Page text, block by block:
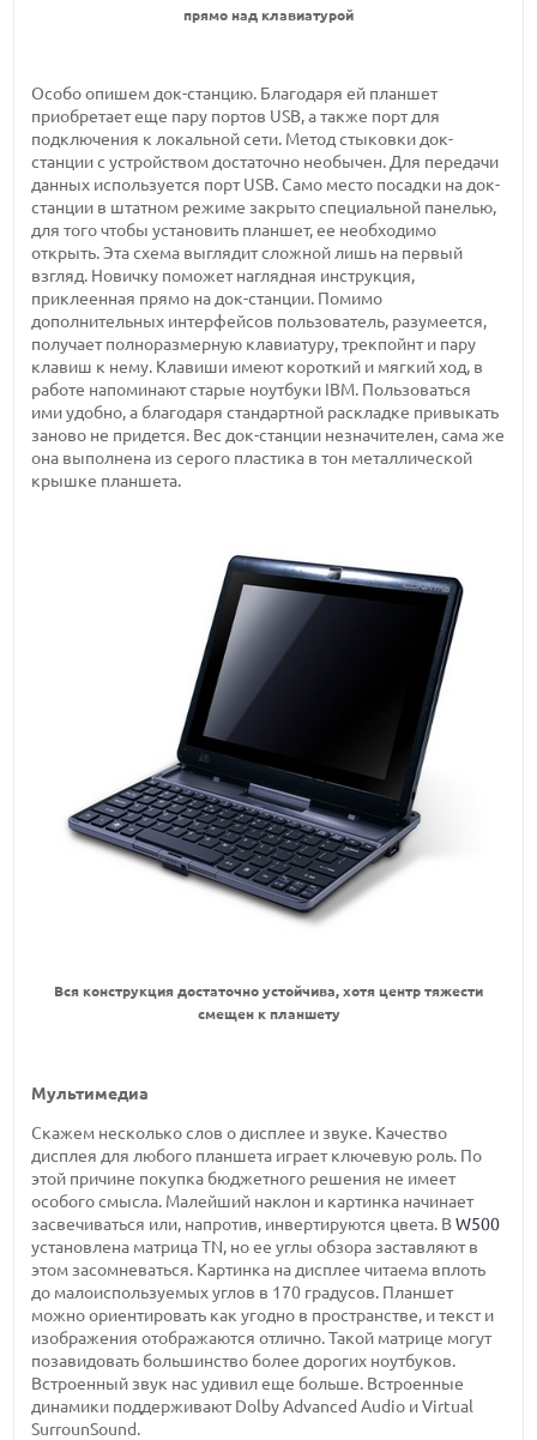
прямо над клавиатурой
Особо опишем док-станцию. Благодаря ей планшет
приобретает еще пару портов USB, а также порт для
подключения к локальной сети. Метод стыковки док-
станции с устройством достаточно необычен. Для передачи
данных используется порт USB. Само место посадки на док-
станции в штатном режиме закрыто специальной панелью,
для того чтобы установить планшет, ее необходимо
открыть. Эта схема выглядит сложной лишь на первый
взгляд. Новичку поможет наглядная инструкция,
приклеенная прямо на док-станции. Помимо
дополнительных интерфейсов пользователь, разумеется,
получает полноразмерную клавиатуру, трекпойнт и пару
клавиш к нему. Клавиши имеют короткий и мягкий ход, в
работе напоминают старые ноутбуки IBM. Пользоваться
ими удобно, а благодаря стандартной раскладке привыкать
заново не придется. Вес док-станции незначителен, сама же
она выполнена из серого пластика в тон металлической
крышке планшета.
Вся конструкция достаточно устойчива, хотя центр тяжести
смещен к планшету
Мультимедиа
Скажем несколько слов о дисплее и звуке. Качество
дисплея для любого планшета играет ключевую роль. По
этой причине покупка бюджетного решения не имеет
особого смысла. Малейший наклон и картинка начинает
засвечиваться или, напротив, инвертируются цвета. ВW500
установлена матрица TN, но ее углы обзора заставляют в
этом засомневаться. Картинка на дисплее читаема вплоть
до малоиспользуемых углов в 170 градусов. Планшет
можно ориентировать как угодно в пространстве, и текст и
изображения отображаются отлично. Такой матрице могут
позавидовать большинство более дорогих ноутбуков.
Встроенный звук нас удивил еще больше. Встроенные
динамики поддерживают Dolby Advanced Audio и Virtual
SurrounSound.